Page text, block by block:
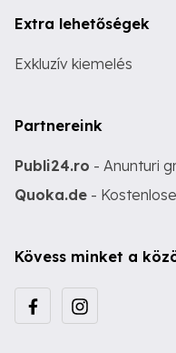
Extra lehetőségek
Exkluzív kiemelés
Partnereink
Publi24.ro - Anunturi
Quoka.de -
Kövess minket a